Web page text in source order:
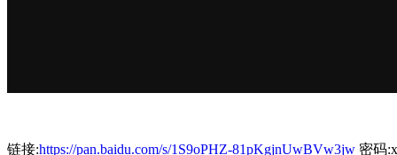
链接:https://pan.baidu.com/s/1S9oPHZ-81pKgjnUwBVw3jw 密码